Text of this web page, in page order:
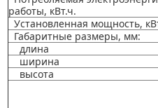
работы, кВт.ч.
Установленная мощность,
Габаритные размеры, мм:
длина
ширина
высота